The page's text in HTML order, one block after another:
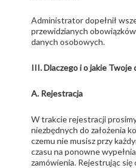
Administrator dopełnił
przewidzianych
danych osobowych.
III. Dlaczego i o jakie Twoje
A. Rejestracja
W trakcie rejestracji
niezbędnych do założenia
czemu nie musisz przy
czasu na ponowne
zamówienia. Rejestrując się